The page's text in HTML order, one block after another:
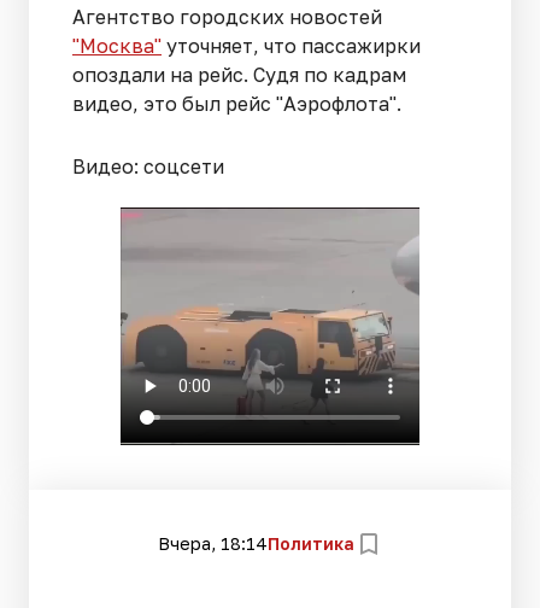
Агентство городских новостей
"Москва" уточняет, что пассажирки
опоздали на рейс. Судя по кадрам
видео, это был рейс "Аэрофлота".
Видео: соцсети
Вчера, 18:14Политика